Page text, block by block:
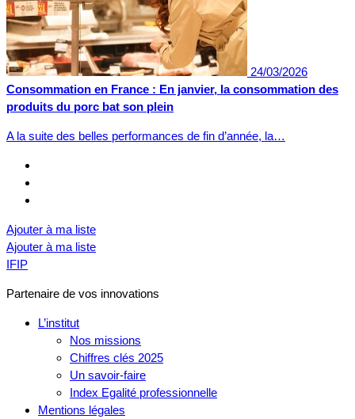
24/03/2026
Consommation en France : En janvier, la consommation des
produits du porc bat son plein
A la suite des belles performances de fin d’année, la…
Ajouter à ma liste
Ajouter à ma liste
IFIP
Partenaire de vos innovations
L’institut
Nos missions
Chiffres clés 2025
Un savoir-faire
Index Egalité professionnelle
Mentions légales